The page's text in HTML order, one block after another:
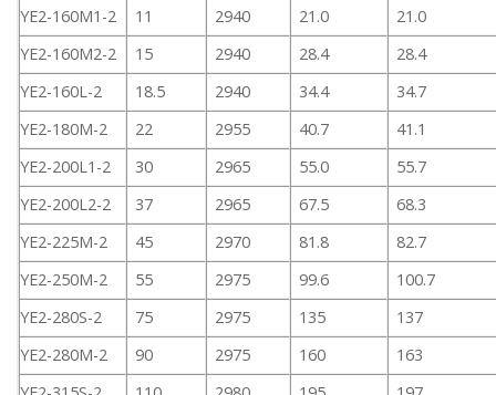
YE2-160M1-2 11 2940 21.0
21.0
YE2-160M2-2
15 2940 28.4
28.4
YE2-160L-2
18.5 2940 34.4
34.7
YE2-180M-2
22 2955 40.7
41.1
YE2-200L1-2
30 2965 55.0
55.7
YE2-200L2-2
37 2965 67.5
68.3
YE2-225M-2
45 2970 81.8
82.7
YE2-250M-2
55 2975 99.6
100.7
YE2-280S-2
75 2975 135
137
YE2-280M-2
90 2975 160
163